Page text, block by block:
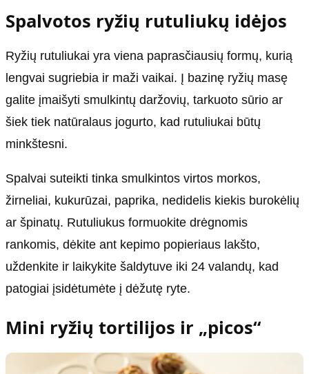
Spalvotos ryžių rutuliukų idėjos
Ryžių rutuliukai yra viena paprasčiausių formų, kurią
lengvai sugriebia ir maži vaikai. Į bazinę ryžių masę
galite įmaišyti smulkintų daržovių, tarkuoto sūrio ar
šiek tiek natūralaus jogurto, kad rutuliukai būtų
minkštesni.
Spalvai suteikti tinka smulkintos virtos morkos,
žirneliai, kukurūzai, paprika, nedidelis kiekis burokėlių
ar špinatų. Rutuliukus formuokite drėgnomis
rankomis, dėkite ant kepimo popieriaus lakšto,
uždenkite ir laikykite šaldytuve iki 24 valandų, kad
patogiai įsidėtumėte į dėžutę ryte.
Mini ryžių tortilijos ir „picos“